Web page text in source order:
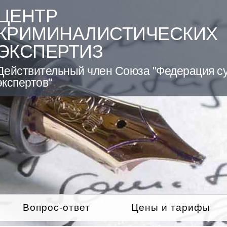
член Союза "Федерация
Вопрос-ответ Цены и тарифы